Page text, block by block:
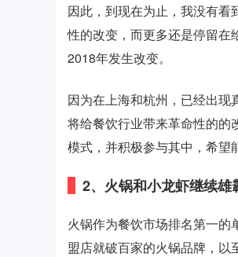
因此，到现在为止，我没有
性的改变，而更多还是停留在
2018年发生改变。
因为在上海和杭州，已经出
将给餐饮行业带来革命性的的
模式，并积极参与其中，希望
2、火锅和小龙虾继续雄
火锅作为餐饮市场排名第一
盟店就破百家的火锅品牌，